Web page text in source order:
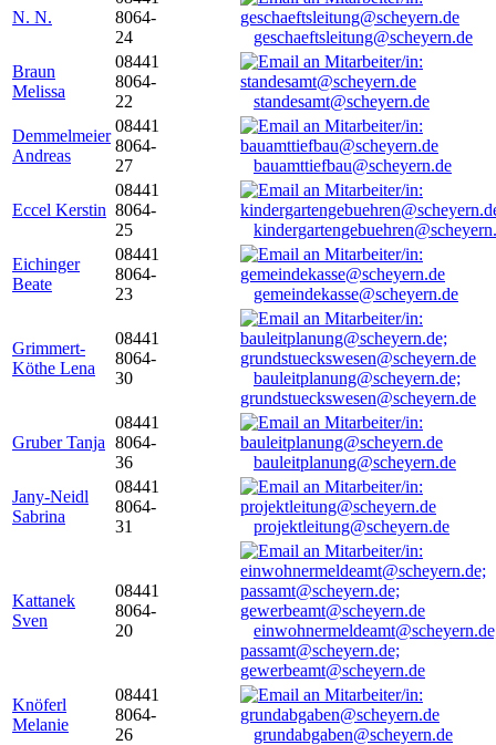
N. N.
8064-
24
geschaeftsleitung@scheyern.de
Braun
Melissa
08441
8064-
22
standesamt@scheyern.de
Demmelmeier
Andreas
08441
8064-
27
bauamttiefbau@scheyern.de
Eccel Kerstin
08441
8064-
25
Eichinger
Beate
08441
8064-
23
gemeindekasse@scheyern.de
Grimmert-
Köthe Lena
08441
8064-
30
bauleitplanung@scheyern.de;
grundstueckswesen@scheyern.de
Gruber Tanja
08441
8064-
36
bauleitplanung@scheyern.de
Jany-Neidl
Sabrina
08441
8064-
31
projektleitung@scheyern.de
Kattanek
Sven
08441
8064-
20
passamt@scheyern.de;
gewerbeamt@scheyern.de
Knöferl
Melanie
08441
8064-
26
grundabgaben@scheyern.de